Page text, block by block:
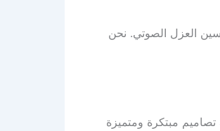
العزل الصوتي. نحن
مبتكرة ومتميزة